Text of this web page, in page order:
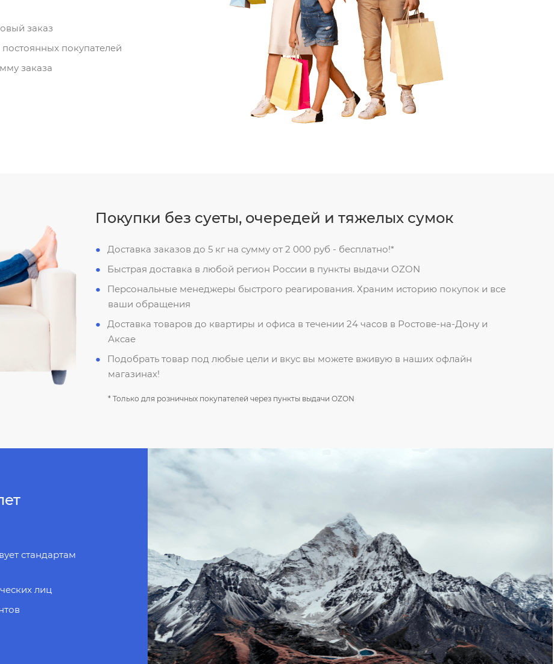
заказ
покупателей
заказа
Покупки без суеты, очередей и тяжелых сумок
Доставка заказов до 5 кг на сумму от 2 000 руб - бесплатно!*
Быстрая доставка в любой регион России в пункты выдачи OZON
Персональные менеджеры быстрого реагирования. Храним историю покупок и все
ваши обращения
Доставка товаров до квартиры и офиса в течении 24 часов в Ростове-на-Дону и
Аксае
Подобрать товар под любые цели и вкус вы можете вживую в наших офлайн
магазинах!
* Только для розничных покупателей через пункты выдачи OZON
стандартам
лиц